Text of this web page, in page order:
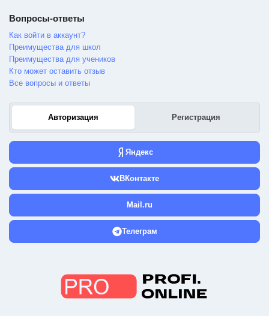
Вопросы-ответы
Как войти в аккаунт?
Преимущества для школ
Преимущества для учеников
Кто может оставить отзыв
Все вопросы и ответы
Авторизация Регистрация
Яндекс
ВКонтакте
Mail.ru
Телеграм